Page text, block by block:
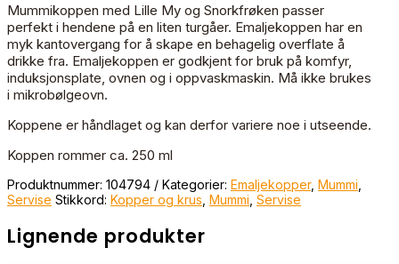
hagen
rosa
antall
Mummikoppen med Lille My og Snorkfrøken passer
perfekt i hendene på en liten turgåer. Emaljekoppen har en
myk kantovergang for å skape en behagelig overflate å
drikke fra. Emaljekoppen er godkjent for bruk på komfyr,
induksjonsplate, ovnen og i oppvaskmaskin. Må ikke brukes
i mikrobølgeovn.
Koppene er håndlaget og kan derfor variere noe i utseende.
Koppen rommer ca. 250 ml
Produktnummer: 104794 Kategorier: Emaljekopper, Mummi
Servise Stikkord: Kopper og krus Mummi Servise
Lignende produkter